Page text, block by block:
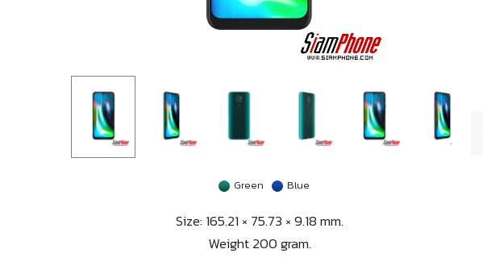
Green Blue
Size: 165.21 × 75.73 × 9.18 mm.
Weight 200 gram.